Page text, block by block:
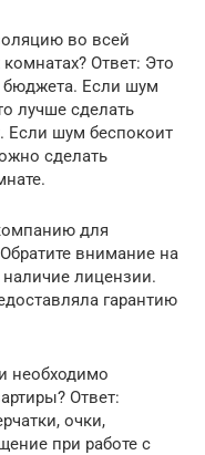
во всей
Ответ: Это
бюджета. Если шум
лучше сделать
Если шум беспокоит
сделать
для
внимание на
лицензии.
гарантию
необходимо
Ответ:
очки,
при работе с